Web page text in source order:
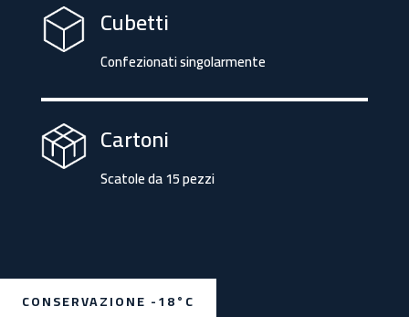
Cubetti
Confezionati singolarmente
Cartoni
Scatole da 15 pezzi
CONSERVAZIONE -18°C